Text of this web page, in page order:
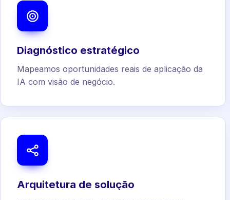
Diagnóstico estratégico
Mapeamos oportunidades reais de aplicação da
IA com visão de negócio.
Arquitetura de solução